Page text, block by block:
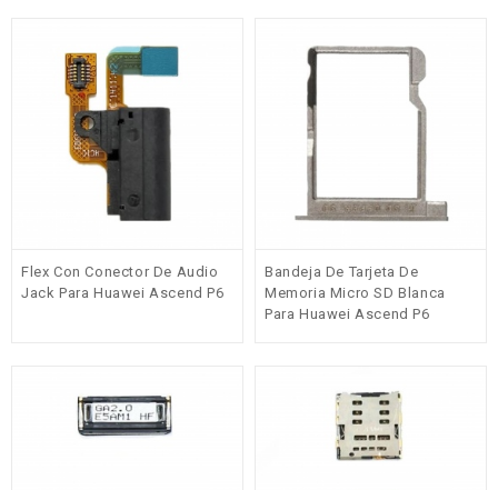
Flex Con Conector De Audio
Jack Para Huawei Ascend P6
Bandeja De Tarjeta De
Memoria Micro SD Blanca
Para Huawei Ascend P6